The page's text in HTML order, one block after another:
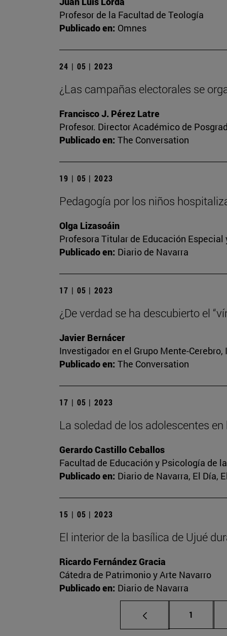
Profesor de la Facultad de Teología
Publicado en: Omnes
24 | 05 | 2023
¿Las campañas electorales se
Francisco J. Pérez Latre
Profesor. Director Académico de
Publicado en: The Conversation
19 | 05 | 2023
Pedagogía por los niños
Olga Lizasoáin
Profesora Titular de Educación
Publicado en: Diario de Navarra
17 | 05 | 2023
¿De verdad se ha descubierto el
Javier Bernácer
Investigador en el Grupo Mente-
Publicado en: The Conversation
17 | 05 | 2023
La soledad de los adolescentes
Gerardo Castillo Ceballos
Facultad de Educación y Psicología de
Publicado en: Diario de Navarra, El Día,
15 | 05 | 2023
El interior de la basílica de Ujué
Ricardo Fernández Gracia
Cátedra de Patrimonio y Arte Navarro
Publicado en: Diario de Navarra
Página
1